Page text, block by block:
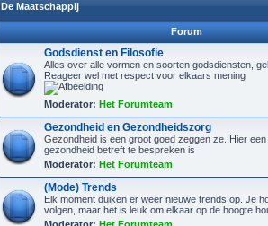
De Maatschappij
Forum
Godsdienst en Filosofie
Alles over alle vormen en soorten godsdiensten,
Reageer wel met respect voor elkaars mening
Moderator: Het Forumteam
Gezondheid en Gezondheidszorg
Gezondheid is een groot goed zeggen ze. Hier
gezondheid betreft te bespreken is
Moderator: Het Forumteam
(Mode) Trends
Elk moment duiken er weer nieuwe trends op. Je
volgen, maar het is leuk om elkaar op de hoogte